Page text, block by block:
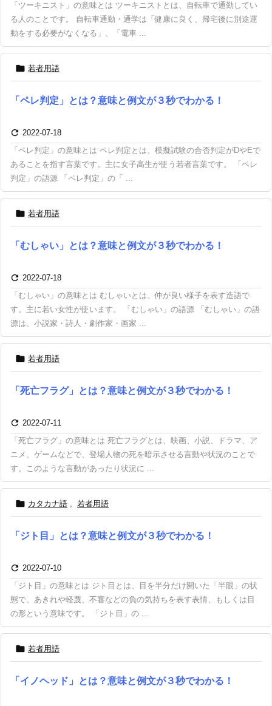
「ツーキニスト」の意味とは ツーキニストとは、自転車で通勤してい
る人のことです。 自転車通勤・通学は「健康に良く、帰宅後に別途運
動をする必要がなくなる」、「電車 ...
 若者用語
「ペレ判定」とは？意味と例文が３秒でわかる！
 2022-07-18
「ペレ判定」の意味とは ペレ判定とは、模擬試験の合否判定がDやEで
あることを指す言葉です。主に女子高生が使う若者言葉です。 「ペレ
判定」の語源 「ペレ判定」の「 ...
 若者用語
「むしゃい」とは？意味と例文が３秒でわかる！
 2022-07-18
「むしゃい」の意味とは むしゃいとは、仲が良い様子を表す造語で
す。主に若い女性が使います。 「むしゃい」の語源 「むしゃい」の語
源は、小説家・詩人・劇作家・画家 ...
 若者用語
「死亡フラグ」とは？意味と例文が３秒でわかる！
 2022-07-11
「死亡フラグ」の意味とは 死亡フラグとは、映画、小説、ドラマ、ア
ニメ、ゲームなどで、登場人物の死を暗示させる言動や状況のことで
す。このような言動があったり状況に ...
 カタカナ語 , 若者用語
「ジト目」とは？意味と例文が３秒でわかる！
 2022-07-10
「ジト目」の意味とは ジト目とは、目を半分だけ開いた「半眼」の状
態で、あきれや軽蔑、不審などの負の気持ちを表す表情、もしくは目
の形という意味です。 「ジト目」の ...
 若者用語
「イノヘッド」とは？意味と例文が３秒でわかる！